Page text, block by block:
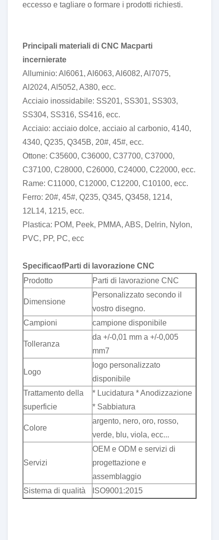
eccesso e tagliare o formare i prodotti richiesti.
Principali materiali di CNC Macparti
incernierate
Alluminio: Al6061, Al6063, Al6082, Al7075,
Al2024, Al5052, A380, ecc.
Acciaio inossidabile: SS201, SS301, SS303,
SS304, SS316, SS416, ecc.
Acciaio: acciaio dolce, acciaio al carbonio, 4140,
4340, Q235, Q345B, 20#, 45#, ecc.
Ottone: C35600, C36000, C37700, C37000,
C37100, C28000, C26000, C24000, C22000, ecc.
Rame: C11000, C12000, C12200, C10100, ecc.
Ferro: 20#, 45#, Q235, Q345, Q3458, 1214,
12L14, 1215, ecc.
Plastica: POM, Peek, PMMA, ABS, Delrin, Nylon,
PVC, PP, PC, ecc
SpecificaofParti di lavorazione CNC
Prodotto
Parti di lavorazione CNC
Dimensione
Personalizzato secondo il
vostro disegno.
Campioni
campione disponibile
Tolleranza
da +/-0,01 mm a +/-0,005
mm7
Logo
logo personalizzato
disponibile
Trattamento della
superficie
* Lucidatura * Anodizzazione
* Sabbiatura
Colore
argento, nero, oro, rosso,
verde, blu, viola, ecc...
Servizi
OEM e ODM e servizi di
progettazione e
assemblaggio
Sistema di qualità
ISO9001:2015